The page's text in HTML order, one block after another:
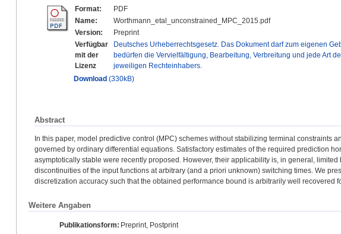
Format:
PDF
Name:
Worthmann_etal_unconstrained_MPC_2015.pdf
Version:
Preprint
Verfügbar
mit der
Lizenz
Deutsches Urheberrechtsgesetz. Das Dokument darf zum eigenen
bedürfen die Vervielfältigung, Bearbeitung, Verbreitung und jede Art
jeweiligen Rechteinhabers.
Download (330kB)
Abstract
In this paper, model predictive control (MPC) schemes without stabilizing terminal constraints
governed by ordinary differential equations. Satisfactory estimates of the required prediction
asymptotically stable were recently proposed. However, their applicability is, in general,
discontinuities of the input functions at arbitrary (and a priori unknown) switching times. We
discretization accuracy such that the obtained performance bound is arbitrarily well recovered
Weitere Angaben
Publikationsform: Preprint, Postprint